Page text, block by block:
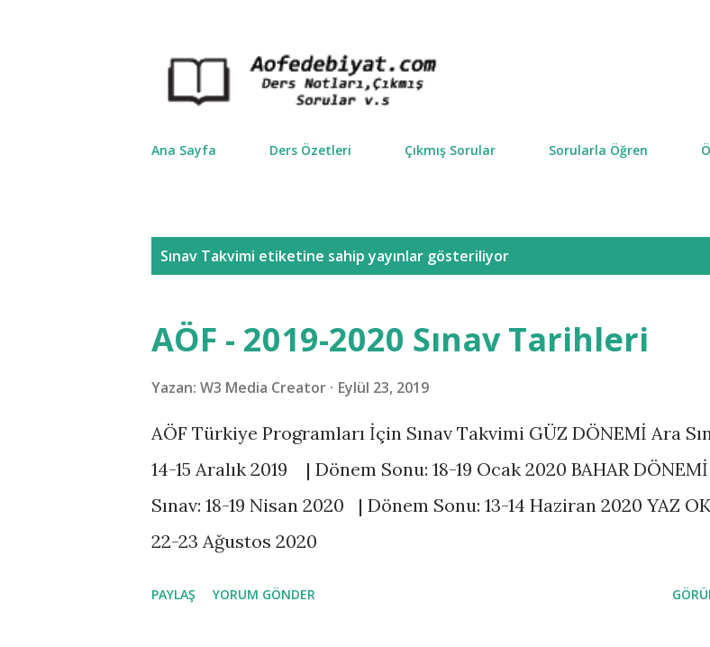
Ana Sayfa Ders Özetleri Çıkmış Sorular Sorularla Öğren
Sınav Takvimi etiketine sahip yayınlar gösteriliyor
AÖF - 2019-2020 Sınav Tarihleri
Yazan: W3 Media Creator Eylül 23, 2019
AÖF Türkiye Programları İçin Sınav Takvimi GÜZ DÖNEMİ Ara
14-15 Aralık 2019 | Dönem Sonu: 18-19 Ocak 2020 BAHAR
Sınav: 18-19 Nisan 2020 | Dönem Sonu: 13-14 Haziran 2020 YAZ
22-23 Ağustos 2020
PAYLAŞ YORUM GÖNDER